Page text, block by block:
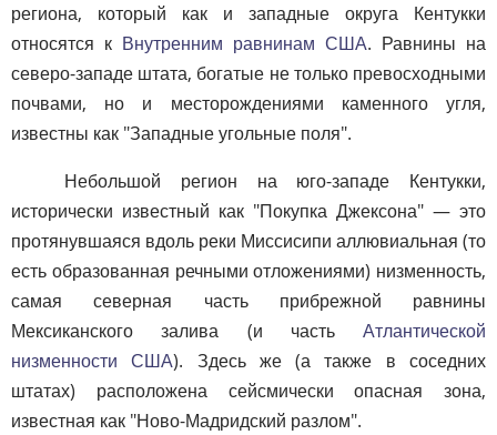
региона, который как и западные округа Кентукки
относятся к Внутренним равнинам США. Равнины на
северо-западе штата, богатые не только превосходными
почвами, но и месторождениями каменного угля,
известны как "Западные угольные поля".
Небольшой регион на юго-западе Кентукки,
исторически известный как "Покупка Джексона" — это
протянувшаяся вдоль реки Миссисипи аллювиальная (то
есть образованная речными отложениями) низменность,
самая северная часть прибрежной равнины
Мексиканского залива (и часть Атлантической
низменности США). Здесь же (а также в соседних
штатах) расположена сейсмически опасная зона,
известная как "Ново-Мадридский разлом".